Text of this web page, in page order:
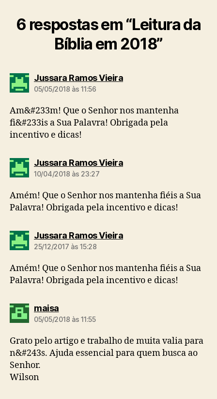
6 respostas em “Leitura da
Bíblia em 2018”
Jussara Ramos Vieirad
05/05/2018 às 11:56
Am&#233m! Que o Senhor nos mantenha
fi&#233is a Sua Palavra! Obrigada pela
incentivo e dicas!
Jussara Ramos Vieirad
10/04/2018 às 23:27
Amém! Que o Senhor nos mantenha fiéis a Sua
Palavra! Obrigada pela incentivo e dicas!
Jussara Ramos Vieirad
25/12/2017 às 15:28
Amém! Que o Senhor nos mantenha fiéis a Sua
Palavra! Obrigada pela incentivo e dicas!
maisad
i
05/05/2018 às 11:55
Grato pelo artigo e trabalho de muita valia para
n&#243s. Ajuda essencial para quem busca ao
Senhor.
Wilson